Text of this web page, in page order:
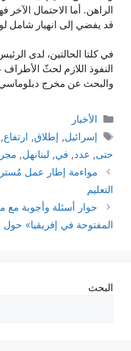
الراهن. أما الاحتمال
قد يفضي إلى انهيار شامل
في كلتا الحالتين، لدى
النفوذ اللازم لحثّ
والبحث عن مخرج
التصنيفات
الأخبار
الوسوم
إسرائيل, إطلاق, ارتفاع,
حتى, عدد, في, لبنانهل,
مواءمة إطار عمل
التعليم
حوار أسئلة وأجوبة
المفتوحة في إفريقيا» حول
البحث